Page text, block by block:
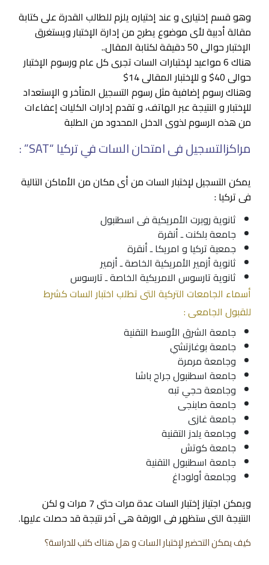
وهو قسم إختيارى و عند إختياره يلزم للطالب القدرة على كتابة
مقالة أدبية لأى موضوع يطرح من إدارة الإختبار ويستغرق
الإختبار حوالى 50 دقيقة لكتابة المقال..
هناك 6 مواعيد لإختبارات السات تجرى كل عام ورسوم الإختبار
حوالى 40$ و للإختبار المقالى 14$
وهناك رسوم إضافية مثل رسوم التسجيل المتأخر و الإستعداد
للإختبار و النتيجة عبر الهاتف، و تقدم إدارات الكليات إعفاءات
من هذه الرسوم لذوى الدخل المحدود من الطلبة
مراكزالتسجيل فى امتحان السات في تركيا “SAT” :
يمكن التسجيل لإختبار السات من أى مكان من الأماكن التالية
فى تركيا :
ثانوية روبرت الأمريكية فى اسطنبول
جامعة بلكنت ـ أنقرة
جمعية تركيا و امريكا ـ أنقرة
ثانوية أزمير الأمريكية الخاصة ـ أزمير
ثانوية تارسوس الامريكية الخاصة ـ تارسوس
أسماء الجامعات التركية التى تطلب اختبار السات كشرط
للقبول الجامعى :
جامعة الشرق الأوسط التقنية
جامعة بوغازتشي
وجامعة مرمرة
جامعة اسطنبول جراح باشا
وجامعة حجي تبه
جامعة صابنجى
جامعة غازى
وجامعة يلدز التقنية
جامعة كوتش
جامعة اسطنبول التقنية
وجامعة أولوداغ
ويمكن اجتياز إختبار السات عدة مرات حتى 7 مرات و لكن
النتيجة التى ستظهر فى الورقة هى آخر نتيجة قد حصلت عليها.
كيف يمكن التحضير لإختبار السات و هل هناك كتب للدراسة؟